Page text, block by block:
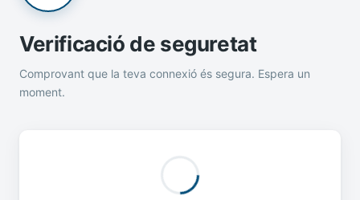
Verificació de seguretat
Comprovant que la teva connexió és segura. Espera un
moment.